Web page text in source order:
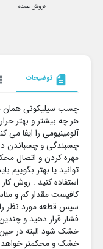
فروش عمده
description توضیحات
چسب سیلیکونی همان
هر چه بیشتر و بهتر
آلومینیومی را ایفا
چسبندگی و چسباندن
مهره کردن و اتصال
توانید یا بهتر
استفاده کنید . روش
کافیست مقدار کم و
سپس قطعه مورد نظر
فشار قرار دهید و
خشک شود البته در